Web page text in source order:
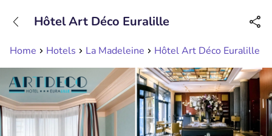
Erreichbar bis 23:00 Uhr (max 0,09€/Min)
Home Hotels La Madeleine Hôtel Art Déco Euralille
Hôtel Art Déco Euralille